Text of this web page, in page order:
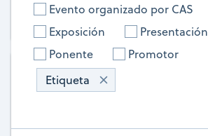
Evento organizado por CAS
Exposición
Presentación
Ponente
Promotor
Etiqueta
Regístrese ahora
CIEX
Indianapolis, IN, USA